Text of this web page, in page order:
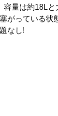
容量は約18Lと
がっている状
なし!